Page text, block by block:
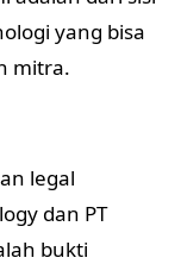
yang bisa
mitra.
legal
dan PT
bukti